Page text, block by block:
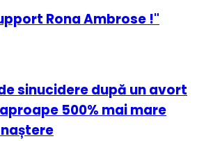
Rona Ambrose !"
de sinucidere după un avort
500% mai mare